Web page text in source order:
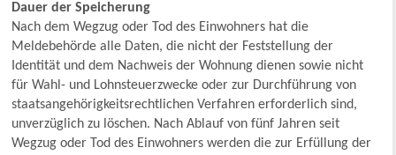
Dauer der Speicherung
Nach dem Wegzug oder Tod des Einwohners hat die
Meldebehörde alle Daten, die nicht der Feststellung der
Identität und dem Nachweis der Wohnung dienen sowie nicht
für Wahl- und Lohnsteuerzwecke oder zur Durchführung von
staatsangehörigkeitsrechtlichen Verfahren erforderlich sind,
unverzüglich zu löschen. Nach Ablauf von fünf Jahren seit
Wegzug oder Tod des Einwohners werden die zur Erfüllung der